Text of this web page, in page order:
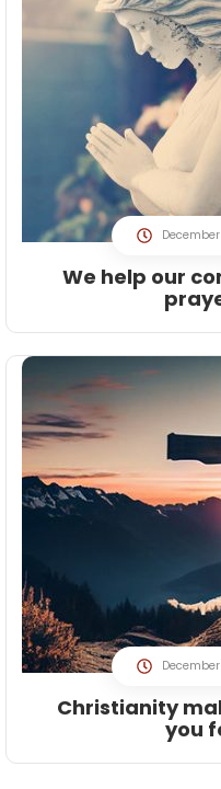
We help our
Christianity
you